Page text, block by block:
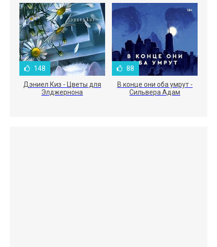
148
Дэниел Киз - Цветы для
Элджернона
88
В конце они оба умрут -
Сильвера Адам